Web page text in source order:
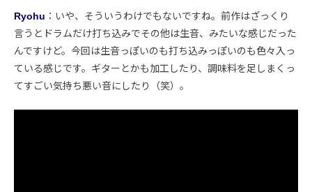
Ryohu ：いや、そういうわけでもないですね。前作はざっくり
言うとドラムだけ打ち込みでその他は生音、みたいな感じだった
んですけど。今回は生音っぽいのも打ち込みっぽいのも色々入っ
ている感じです。ギターとかも加工したり、調味料を足しまくっ
てすごい気持ち悪い音にしたり（笑）。